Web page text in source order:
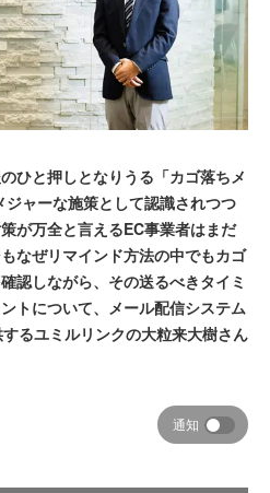
ひと押しとなりうる「カゴ落ちメ
ャーな施策として認識されつつ
が万全と言えるEC事業者はまだ
なぜリマインド方法の中でもカゴ
認しながら、その送るべきタイミ
トについて、メール配信システム
るユミルリンクの大粒来大樹さん
通知